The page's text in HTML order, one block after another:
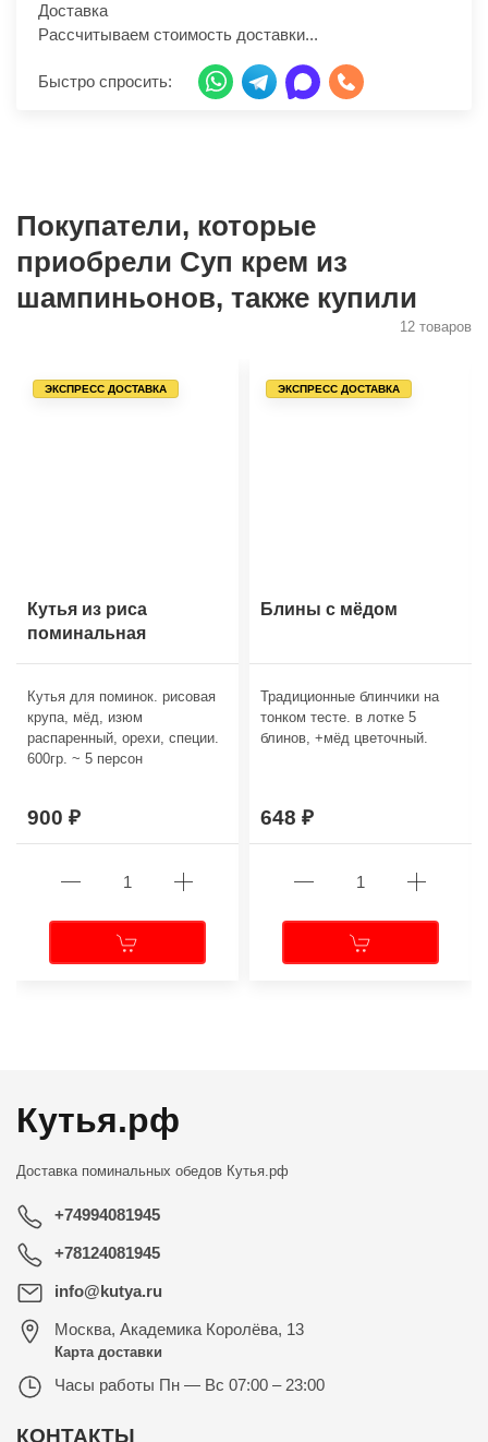
Доставка
Рассчитываем стоимость доставки...
Быстро спросить:
Покупатели, которые
приобрели Суп крем из
шампиньонов, также купили
12 товаров
ЭКСПРЕСС ДОСТАВКА
Кутья из риса
поминальная
Кутья для поминок. рисовая
крупа, мёд, изюм
распаренный, орехи, специи.
600гр. ~ 5 персон
900
ЭКСПРЕСС ДОСТАВКА
Блины с мёдом
Традиционные блинчики на
тонком тесте. в лотке 5
блинов, +мёд цветочный.
648
Кутья.рф
Доставка поминальных обедов Кутья.рф
+74994081945
+78124081945
info@kutya.ru
Москва, Академика Королёва, 13
Карта доставки
Часы работы Пн — Вс 07:00 – 23:00
КОНТАКТЫ